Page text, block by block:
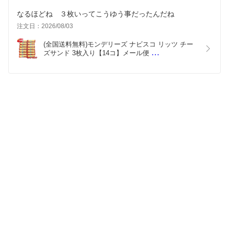
なるほどね ３枚いってこうゆう事だったんだね
注文日：2026/08/03
(全国送料無料)モンデリーズ ナビスコ リッツ チー
ズサンド 3枚入り【14コ】メール便